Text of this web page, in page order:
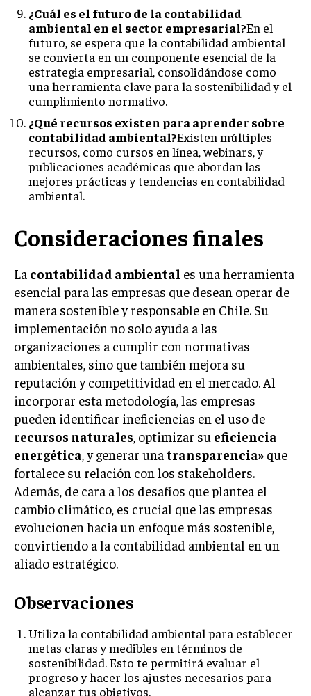
¿Cuál es el futuro de la contabilidad
ambiental en el sector empresarial?En el
futuro, se espera que la contabilidad ambiental
se convierta en un componente esencial de la
estrategia empresarial, consolidándose como
una herramienta clave para la sostenibilidad y el
cumplimiento normativo.
¿Qué recursos existen para aprender sobre
contabilidad ambiental?Existen múltiples
recursos, como cursos en línea, webinars, y
publicaciones académicas que abordan las
mejores prácticas y tendencias en contabilidad
ambiental.
Consideraciones finales
La contabilidad ambiental es una herramienta
esencial para las empresas que desean operar de
manera sostenible y responsable en Chile. Su
implementación no solo ayuda a las
organizaciones a cumplir con normativas
ambientales, sino que también mejora su
reputación y competitividad en el mercado. Al
incorporar esta metodología, las empresas
pueden identificar ineficiencias en el uso de
recursos naturales, optimizar su eficiencia
energética, y generar unatransparencia» que
fortalece su relación con los stakeholders.
Además, de cara a los desafíos que plantea el
cambio climático, es crucial que las empresas
evolucionen hacia un enfoque más sostenible,
convirtiendo a la contabilidad ambiental en un
aliado estratégico.
Observaciones
Utiliza la contabilidad ambiental para establecer
metas claras y medibles en términos de
sostenibilidad. Esto te permitirá evaluar el
progreso y hacer los ajustes necesarios para
alcanzar tus objetivos.